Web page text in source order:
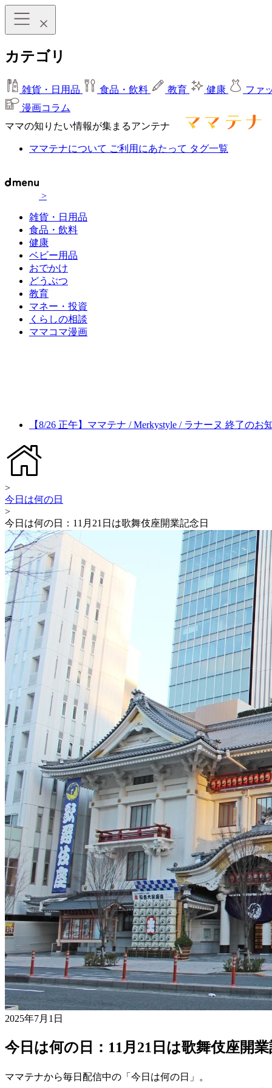
カテゴリ
雑貨・日用品 食品・飲料 教育 健康
ファ
漫画コラム
ママの知りたい情報が集まるアンテナ
ママテナについて ご利用にあたって タグ一覧
>
雑貨・日用品
食品・飲料
健康
ベビー用品
おでかけ
どうぶつ
教育
マネー・投資
くらしの相談
ママコマ漫画
【8/26 正午】ママテナ / Merkystyle / ラナーヌ 終了のお
>
今日は何の日
>
今日は何の日：11月21日は歌舞伎座開業記念日
2025年7月1日
今日は何の日：11月21日は歌舞伎座開
ママテナから毎日配信中の「今日は何の日」。